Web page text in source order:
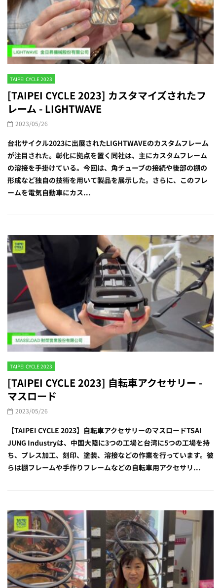
TAIPEI CYCLE 2023
[TAIPEI CYCLE 2023] カスタマイズされたフ
レーム - LIGHTWAVE
2023/05/26
台北サイクル2023に出展されたLIGHTWAVEのカスタムフレーム
が注目された。彰化に拠点を置く同社は、主にカスタムフレーム
の溶接を手掛けている。今回は、角チューブの接続や後部の棚の
形成など独自の技術を用いて製品を展示した。さらに、このフレ
ームを電気自動車にカス...
TAIPEI CYCLE 2023
[TAIPEI CYCLE 2023] 自転車アクセサリー -
マスロード
2023/05/26
【TAIPEI CYCLE 2023】自転車アクセサリーのマスロードTSAI
JUNG Industryは、中国大陸に3つの工場と台湾に5つの工場を持
ち、プレス加工、刻印、塗装、溶接などの作業を行っています。彼
らは棚フレームや手作りフレームなどの自転車用アクセサリ...